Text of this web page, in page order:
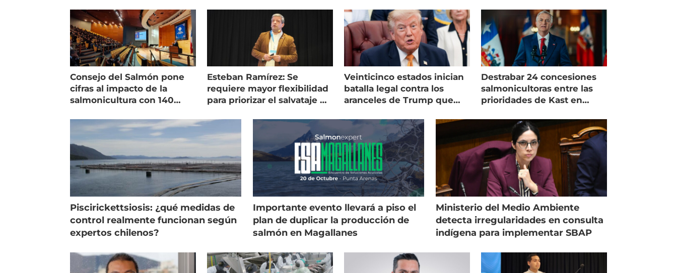
Consejo del Salmón pone
cifras al impacto de la
salmonicultura con 140
Esteban Ramírez: Se
requiere mayor flexibilidad
para priorizar el salvataje de
Veinticinco estados inician
batalla legal contra los
aranceles de Trump que
Destrabar 24 concesiones
salmonicultoras entre las
prioridades de Kast en
Piscirickettsiosis: ¿qué medidas de
control realmente funcionan según
expertos chilenos?
Importante evento llevará a piso el
plan de duplicar la producción de
salmón en Magallanes
Ministerio del Medio Ambiente
detecta irregularidades en consulta
indígena para implementar SBAP